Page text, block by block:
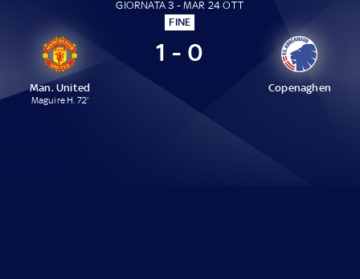
GIORNATA 3 - MAR 24 OTT
FINE
Man. United
Maguire H. 72'
1 - 0
Copenaghen